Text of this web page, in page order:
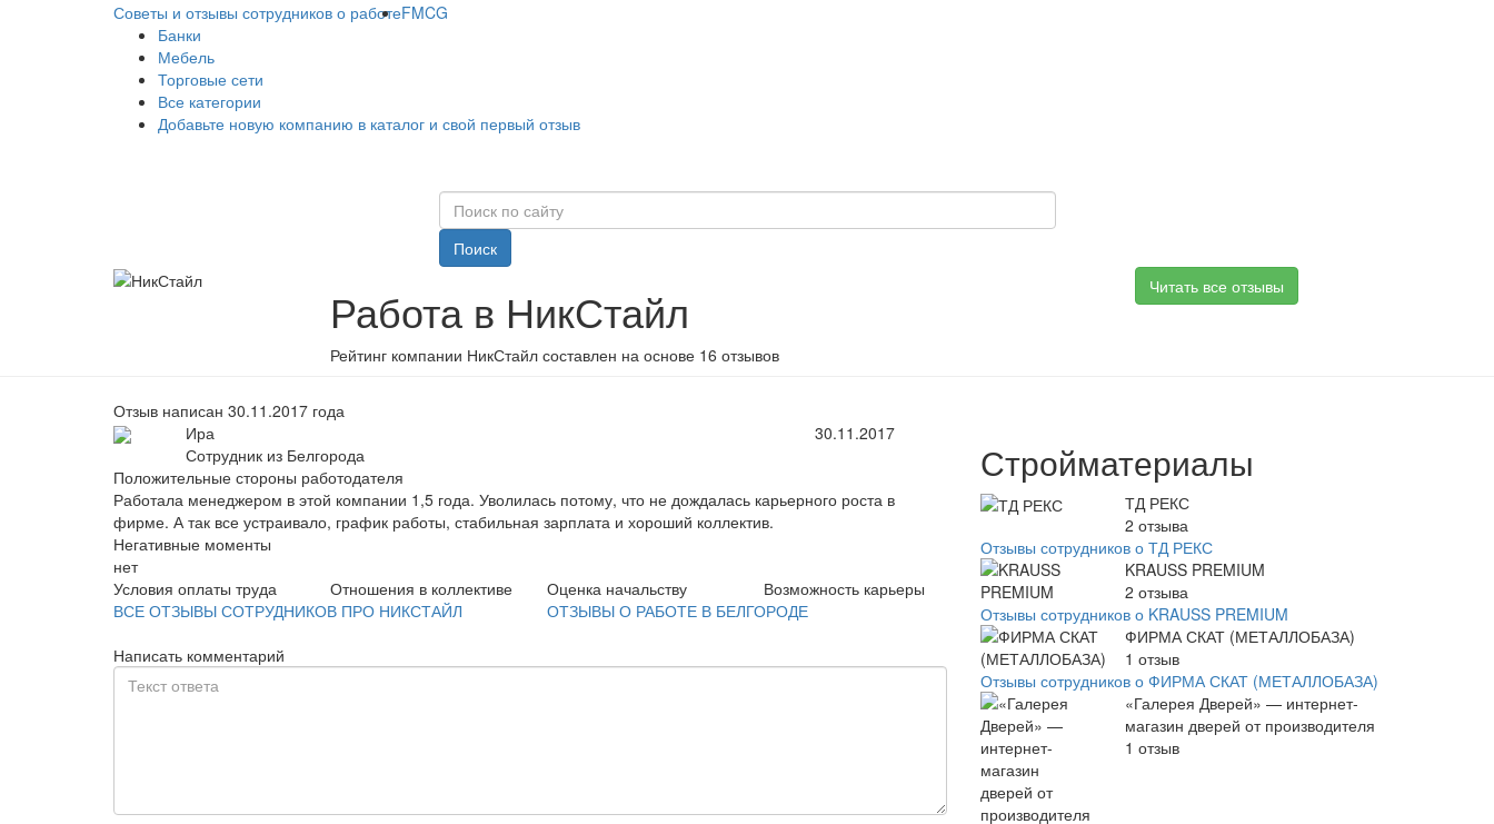
Советы и отзывы сотрудников о работеFMCG
Банки
Мебель
Торговые сети
Все категории
Добавьте новую компанию в каталог и свой первый отзыв
Поиск
Работа в НикСтайл
Рейтинг компании НикСтайл составлен на основе 16 отзывов
Читать все отзывы
Отзыв написан 30.11.2017 года
Ира
Сотрудник из Белгорода
30.11.2017
Положительные стороны работодателя
Работала менеджером в этой компании 1,5 года. Уволилась потому, что не дождалась карьерного роста в
фирме. А так все устраивало, график работы, стабильная зарплата и хороший коллектив.
Негативные моменты
нет
Условия оплаты труда
Отношения в коллективе Оценка начальству
Возможность карьеры
ВСЕ ОТЗЫВЫ СОТРУДНИКОВ ПРО НИКСТАЙЛ
ОТЗЫВЫ О РАБОТЕ В БЕЛГОРОДЕ
Написать комментарий
Стройматериалы
ТД РЕКС
2 отзыва
Отзывы сотрудников о ТД РЕКС
KRAUSS PREMIUM
2 отзыва
Отзывы сотрудников о KRAUSS PREMIUM
ФИРМА СКАТ (МЕТАЛЛОБАЗА)
1 отзыв
Отзывы сотрудников о ФИРМА СКАТ (МЕТАЛЛОБАЗА)
«Галерея Дверей» — интернет-
магазин дверей от производителя
1 отзыв